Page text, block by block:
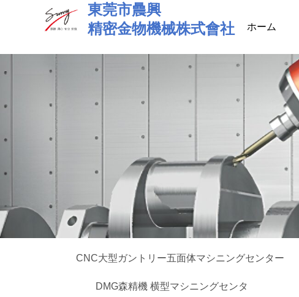
東莞市曟興
精密金物機械株式會社
ホーム
CNC大型ガントリー五面体マシニングセンター
DMG森精機 横型マシニングセンタ